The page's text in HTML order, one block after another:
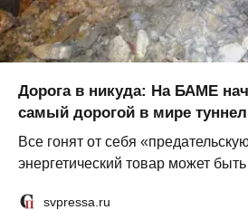
Дорога в никуда: На БАМЕ
самый дорогой в мире
Все гонят от себя
энергетический товар может
svpressa.ru